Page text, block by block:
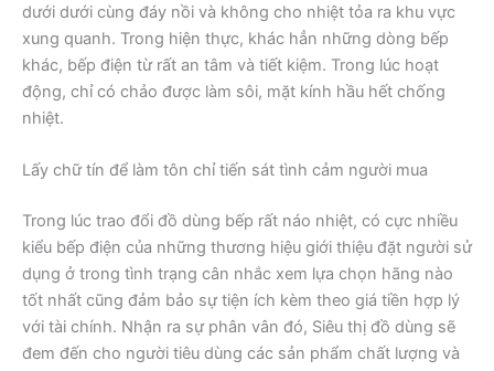
dưới dưới cùng đáy nồi và không cho nhiệt tỏa ra khu vực
xung quanh. Trong hiện thực, khác hẳn những dòng bếp
khác, bếp điện từ rất an tâm và tiết kiệm. Trong lúc hoạt
động, chỉ có chảo được làm sôi, mặt kính hầu hết chống
nhiệt.
Lấy chữ tín để làm tôn chỉ tiến sát tình cảm người mua
Trong lúc trao đổi đồ dùng bếp rất náo nhiệt, có cực nhiều
kiểu bếp điện của những thương hiệu giới thiệu đặt người sử
dụng ở trong tình trạng cân nhắc xem lựa chọn hãng nào
tốt nhất cũng đảm bảo sự tiện ích kèm theo giá tiền hợp lý
với tài chính. Nhận ra sự phân vân đó, Siêu thị đồ dùng sẽ
đem đến cho người tiêu dùng các sản phẩm chất lượng và